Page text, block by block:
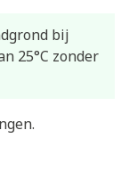
bij
25°C zonder